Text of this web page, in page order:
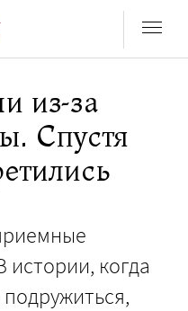
из-за
Спустя
истории, когда